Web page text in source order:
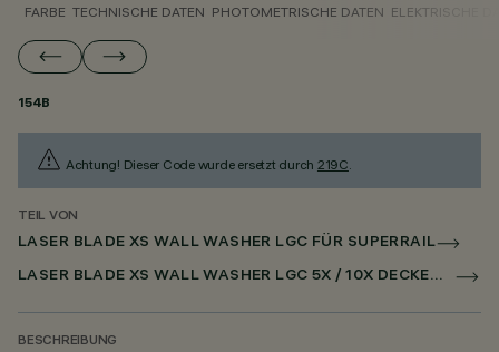
FARBE TECHNISCHE DATEN PHOTOMETRISCHE DATEN ELEKTRISCHE
154B
Achtung! Dieser Code wurde ersetzt durch 219C.
TEIL VON
LASER BLADE XS WALL WASHER LGC FÜR SUPERRAIL
LASER BLADE XS WALL WASHER LGC 5X / 10X DECKEN FÜR SUPERRAIL CASAMBI
BESCHREIBUNG